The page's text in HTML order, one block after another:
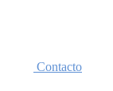
Contacto